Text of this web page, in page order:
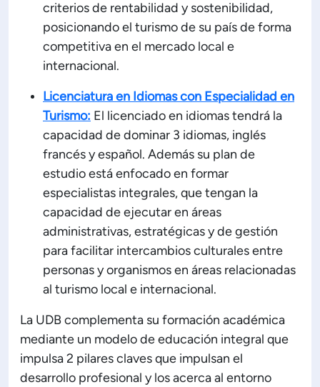
criterios de rentabilidad y sostenibilidad,
posicionando el turismo de su país de forma
competitiva en el mercado local e
internacional.
Licenciatura en Idiomas con Especialidad en
Turismo: El licenciado en idiomas tendrá la
capacidad de dominar 3 idiomas, inglés
francés y español. Además su plan de
estudio está enfocado en formar
especialistas integrales, que tengan la
capacidad de ejecutar en áreas
administrativas, estratégicas y de gestión
para facilitar intercambios culturales entre
personas y organismos en áreas relacionadas
al turismo local e internacional.
La UDB complementa su formación académica
mediante un modelo de educación integral que
impulsa 2 pilares claves que impulsan el
desarrollo profesional y los acerca al entorno